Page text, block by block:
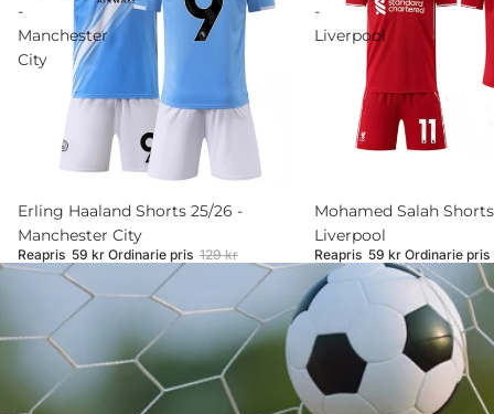
-
Manchester
City
Rea
Erling Haaland Shorts 25/26 -
Manchester City
Reapris 59 kr Ordinarie pris 129 kr
-
Liverpool
Rea
Mohamed Salah
Liverpool
Reapris 59 kr Ordinarie pris